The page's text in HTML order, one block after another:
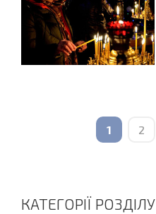
1 2
КАТЕГОРІЇ РОЗДІЛУ